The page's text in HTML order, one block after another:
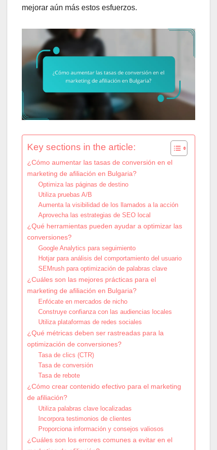
mejorar aún más estos esfuerzos.
Key sections in the article:
¿Cómo aumentar las tasas de conversión en el
marketing de afiliación en Bulgaria?
Optimiza las páginas de destino
Utiliza pruebas A/B
Aumenta la visibilidad de los llamados a la acción
Aprovecha las estrategias de SEO local
¿Qué herramientas pueden ayudar a optimizar las
conversiones?
Google Analytics para seguimiento
Hotjar para análisis del comportamiento del usuario
SEMrush para optimización de palabras clave
¿Cuáles son las mejores prácticas para el
marketing de afiliación en Bulgaria?
Enfócate en mercados de nicho
Construye confianza con las audiencias locales
Utiliza plataformas de redes sociales
¿Qué métricas deben ser rastreadas para la
optimización de conversiones?
Tasa de clics (CTR)
Tasa de conversión
Tasa de rebote
¿Cómo crear contenido efectivo para el marketing
de afiliación?
Utiliza palabras clave localizadas
Incorpora testimonios de clientes
Proporciona información y consejos valiosos
¿Cuáles son los errores comunes a evitar en el